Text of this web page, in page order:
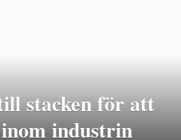
stacken för att
industrin